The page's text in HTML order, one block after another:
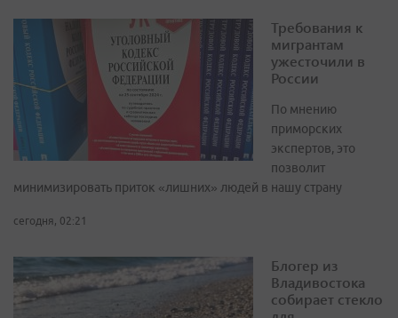
Требования к
мигрантам
ужесточили в
России
По мнению
приморских
экспертов, это
позволит
минимизировать приток «лишних» людей в нашу страну
сегодня, 02:21
Блогер из
Владивостока
собирает стекло